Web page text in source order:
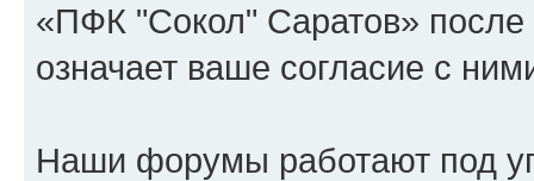
«ПФК "Сокол" Саратов» после
означает ваше согласие с
Наши форумы работают под